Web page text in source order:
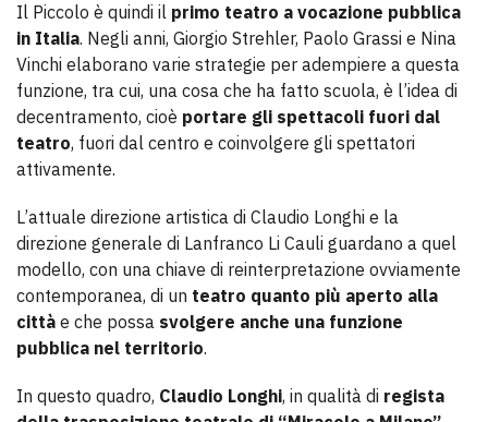
Il Piccolo è quindi il primo teatro a vocazione pubblica
in Italia. Negli anni, Giorgio Strehler, Paolo Grassi e Nina
Vinchi elaborano varie strategie per adempiere a questa
funzione, tra cui, una cosa che ha fatto scuola, è l’idea di
decentramento, cioè portare gli spettacoli fuori dal
teatro, fuori dal centro e coinvolgere gli spettatori
attivamente.
L’attuale direzione artistica di Claudio Longhi e la
direzione generale di Lanfranco Li Cauli guardano a quel
modello, con una chiave di reinterpretazione ovviamente
contemporanea, di un teatro quanto più aperto alla
città e che possa svolgere anche una funzione
pubblica nel territorio.
In questo quadro, Claudio Longhi, in qualità di regista